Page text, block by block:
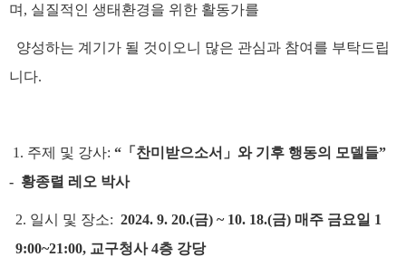
며 , 실질적인 생태환경을 위한 활동가를
양성하는 계기가 될 것이오니 많은 관심과 참여를 부탁드립
니다.
1. 주제 및 강사: “ 「 찬미받으소서 」 와 기후 행동의 모델들”
- 황종렬 레오 박사
2. 일시 및 장소: 2024. 9. 20.(금) ~ 10. 18.(금) 매주 금요일 1
9:00~21:00, 교구청사4층 강당